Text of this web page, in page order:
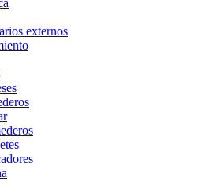
externos